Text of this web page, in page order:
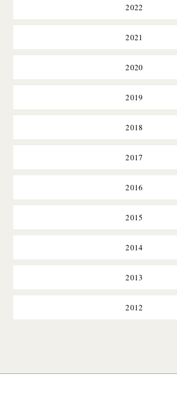
2022
2021
2020
2019
2018
2017
2016
2015
2014
2013
2012